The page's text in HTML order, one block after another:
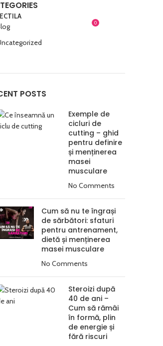
0
POSTS
Exemple de
cicluri de
cutting – ghid
pentru definire
și menținerea
masei
musculare
No Comments
Cum să nu te îngrași
de sărbători: sfaturi
pentru antrenament,
dietă și menținerea
masei musculare
No Comments
Steroizi după
40 de ani –
Cum să rămâi
în formă, plin
de energie și
fără riscuri